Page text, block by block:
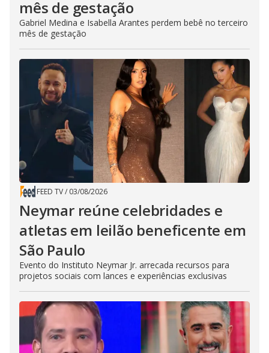
mês de gestação
Gabriel Medina e Isabella Arantes perdem bebê no terceiro
mês de gestação
FEED TV/ 03/08/2026
Neymar reúne celebridades e
atletas em leilão beneficente em
São Paulo
Evento do Instituto Neymar Jr. arrecada recursos para
projetos sociais com lances e experiências exclusivas